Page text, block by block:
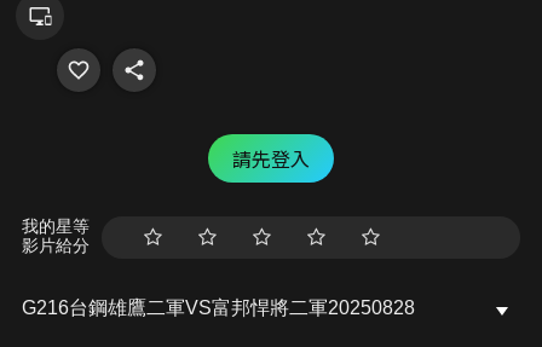
請先登入
我的星等
影片給分
G216台鋼雄鷹二軍VS富邦悍將二軍20250828